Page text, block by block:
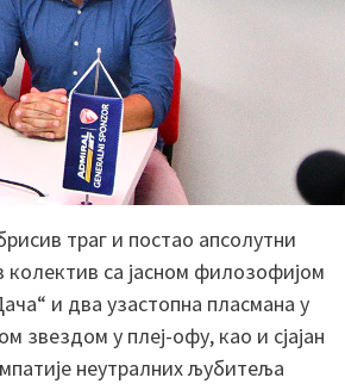
траг и постао апсолутни
са јасном филозофијом
и два узастопна пласмана у
звездом у плеј-офу, као и сјајан
неутралних љубитеља